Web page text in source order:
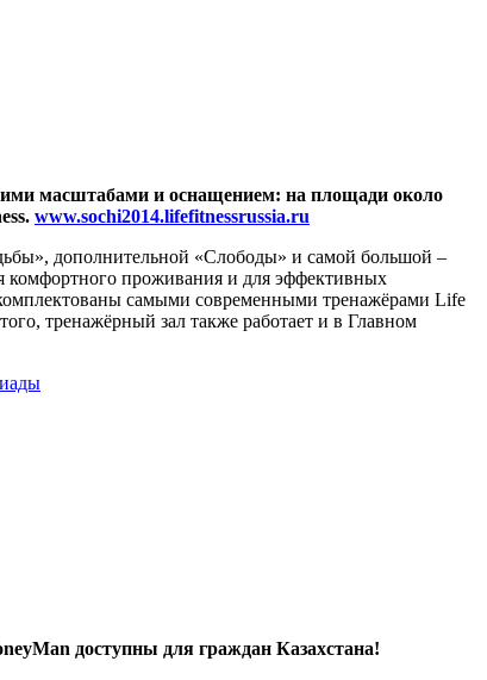
масштабами и оснащением: на площади около
www.sochi2014.lifefitnessrussia.ru
дополнительной «Слободы» и самой большой –
комфортного проживания и для эффективных
самыми современными тренажёрами Life
тренажёрный зал также работает и в Главном
доступны для граждан Казахстана!